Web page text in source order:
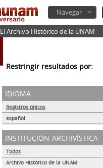
Navegar
El Archivo Histórico de la UNAM
Restringir resultados por:
idioma
Registros únicos
español
institución archivística
Todos
Archivo Histórico de la UNAM